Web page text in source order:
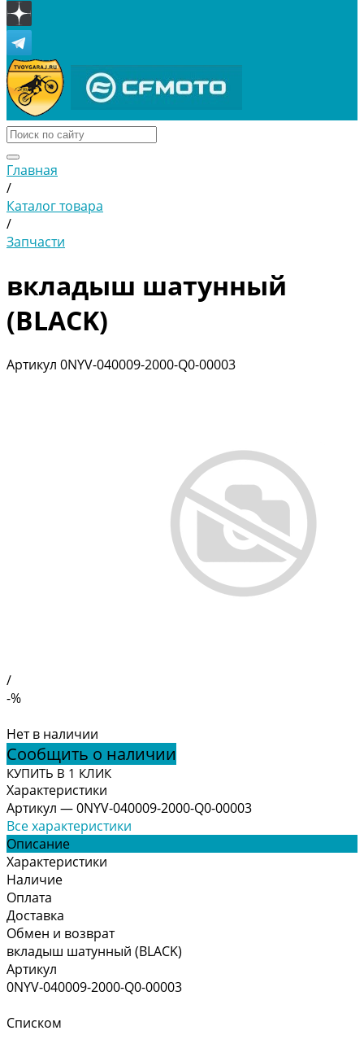
Главная
/
Каталог товара
/
Запчасти
вкладыш шатунный
(BLACK)
Артикул 0NYV-040009-2000-Q0-00003
/
-%
Нет в наличии
Сообщить о наличии
КУПИТЬ В 1 КЛИК
Характеристики
Артикул —0NYV-040009-2000-Q0-00003
Все характеристики
Описание
Характеристики
Наличие
Оплата
Доставка
Обмен и возврат
вкладыш шатунный (BLACK)
Артикул
0NYV-040009-2000-Q0-00003
Списком